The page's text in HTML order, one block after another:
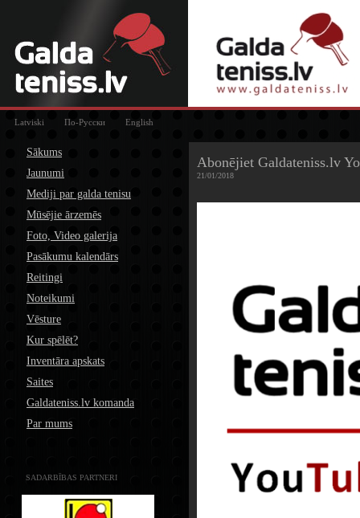
Latviski По-Русски English
Sākums
Jaunumi
Mediji par galda tenisu
Mūsējie ārzemēs
Foto, Video galerija
Pasākumu kalendārs
Reitingi
Noteikumi
Vēsture
Kur spēlēt?
Inventāra apskats
Saites
Galdateniss.lv komanda
Par mums
SADARBĪBAS PARTNERI
Abonējiet Galdateniss.lv
21/01/2018